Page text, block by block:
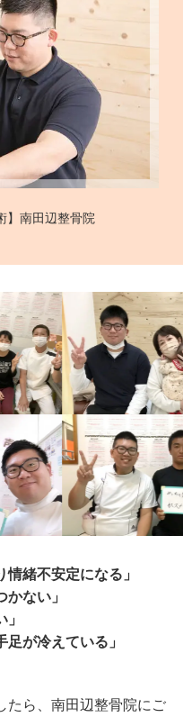
】南田辺整骨院
情緒不安定になる」
かない」
足が冷えている」
たら、南田辺整骨院にご